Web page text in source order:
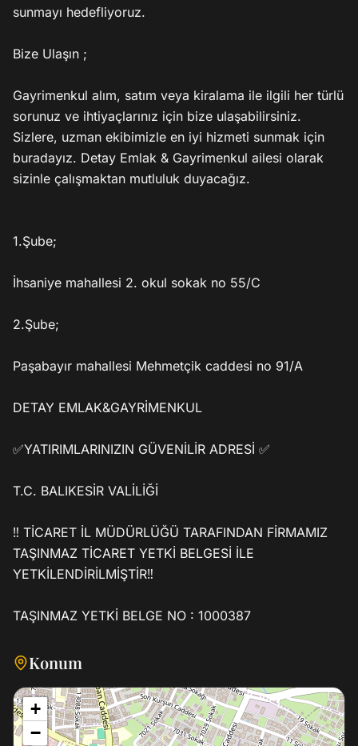
sunmayı hedefliyoruz.
Bize Ulaşın ;
Gayrimenkul alım, satım veya kiralama ile ilgili her türlü
sorunuz ve ihtiyaçlarınız için bize ulaşabilirsiniz.
Sizlere, uzman ekibimizle en iyi hizmeti sunmak için
buradayız. Detay Emlak & Gayrimenkul ailesi olarak
sizinle çalışmaktan mutluluk duyacağız.
1.Şube;
İhsaniye mahallesi 2. okul sokak no 55/C
2.Şube;
Paşabayır mahallesi Mehmetçik caddesi no 91/A
DETAY EMLAK&GAYRİMENKUL
✅YATIRIMLARINIZIN GÜVENİLİR ADRESİ ✅
T.C. BALIKESİR VALİLİĞİ
‼️ TİCARET İL MÜDÜRLÜĞÜ TARAFINDAN FİRMAMIZ
TAŞINMAZ TİCARET YETKİ BELGESİ İLE
YETKİLENDİRİLMİŞTİR‼️
TAŞINMAZ YETKİ BELGE NO : 1000387
Konum
+
−